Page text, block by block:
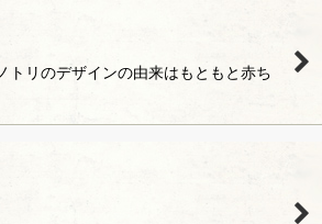
トリのデザインの由来はもともと赤ち